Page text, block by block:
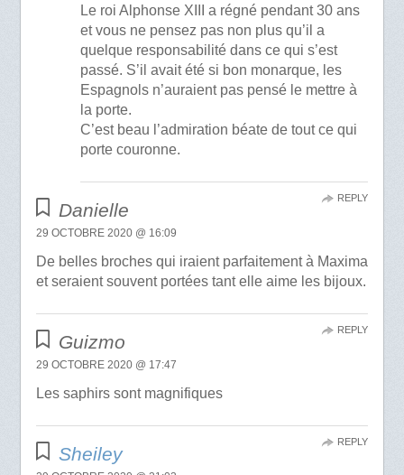
Le roi Alphonse XIII a régné pendant 30 ans
et vous ne pensez pas non plus qu’il a
quelque responsabilité dans ce qui s’est
passé. S’il avait été si bon monarque, les
Espagnols n’auraient pas pensé le mettre à
la porte.
C’est beau l’admiration béate de tout ce qui
porte couronne.
Danielle
29 OCTOBRE 2020 @ 16:09
De belles broches qui iraient parfaitement à Maxima
et seraient souvent portées tant elle aime les bijoux.
REPLY
Guizmo
29 OCTOBRE 2020 @ 17:47
Les saphirs sont magnifiques
REPLY
Sheiley
REPLY